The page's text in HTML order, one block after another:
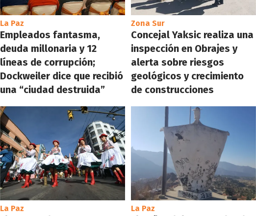
La Paz
Empleados fantasma,
deuda millonaria y 12
líneas de corrupción;
Dockweiler dice que recibió
una “ciudad destruida”
Zona Sur
Concejal Yaksic realiza una
inspección en Obrajes y
alerta sobre riesgos
geológicos y crecimiento
de construcciones
La Paz La Paz